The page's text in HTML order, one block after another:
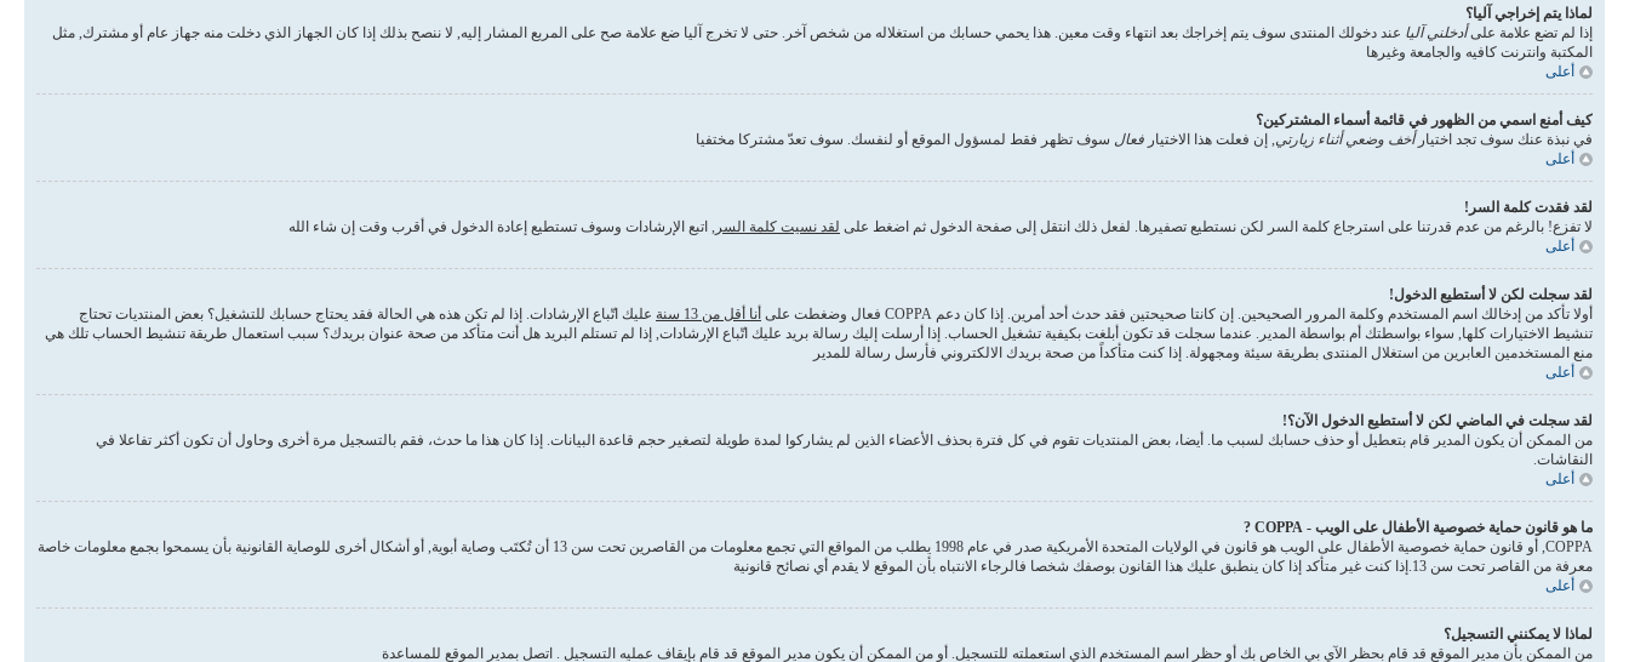
لماذا يتم إخراجي آليا؟
إذا لم تضع علامة علىأدخلني آليا عند دخولك المنتدى سوف يتم إخراجك بعد انتهاء وقت معين. هذا يحمي حسابك من استغلاله من شخص آخر. حتى لا تخرج آليا ضع علامة صح على المربع المشار إليه, لا ننصح بذلك إذا كان الجهاز الذي دخلت منه جهاز عام أو مشترك, مثل
المكتبة وانترنت كافيه والجامعة وغيرها
أعلى
كيف أمنع اسمي من الظهور في قائمة أسماء المشتركين؟
في نبذة عنك سوف تجد اختيارأخف وضعي أثناء زيارتي, إن فعلت هذا الاختيار فعال سوف تظهر فقط لمسؤول الموقع أو لنفسك. سوف تعدّ مشتركا مختفيا
أعلى
لقد فقدت كلمة السر!
لا تفزع! بالرغم من عدم قدرتنا على استرجاع كلمة السر لكن نستطيع تصفيرها. لفعل ذلك انتقل إلى صفحة الدخول ثم اضغط على لقد نسيت كلمة السر , اتبع الإرشادات وسوف تستطيع إعادة الدخول في أقرب وقت إن شاء الله
أعلى
لقد سجلت لكن لا أستطيع الدخول!
أولا تأكد من إدخالك اسم المستخدم وكلمة المرور الصحيحين. إن كانتا صحيحتين فقد حدث أحد أمرين. إذا كان دعم COPPA فعال وضغطت على
أنا أقل من 13 سنة
عليك اتّباع الإرشادات. إذا لم تكن هذه هي الحالة فقد يحتاج حسابك للتشغيل؟ بعض المنتديات تحتاج
تنشيط الاختيارات كلها, سواء بواسطتك أم بواسطة المدير. عندما سجلت قد تكون أبلغت بكيفية تشغيل الحساب. إذا أرسلت إليك رسالة بريد عليك اتّباع الإرشادات, إذا لم تستلم البريد هل أنت متأكد من صحة عنوان بريدك؟ سبب استعمال طريقة تنشيط الحساب تلك هي
منع المستخدمين العابرين من استغلال المنتدى بطريقة سيئة ومجهولة. إذا كنت متأكداً من صحة بريدك الالكتروني فأرسل رسالة للمدير
أعلى
لقد سجلت في الماضي لكن لا أستطيع الدخول الآن؟!
من الممكن أن يكون المدير قام بتعطيل أو حذف حسابك لسبب ما. أيضا، بعض المنتديات تقوم في كل فترة بحذف الأعضاء الذين لم يشاركوا لمدة طويلة لتصغير حجم قاعدة البيانات. إذا كان هذا ما حدث، فقم بالتسجيل مرة أخرى وحاول أن تكون أكثر تفاعلا في
النقاشات.
أعلى
ما هو قانون حماية خصوصية الأطفال على الويب - COPPA ?
COPPA, أو قانون حماية خصوصية الأطفال على الويب هو قانون في الولايات المتحدة الأمريكية صدر في عام 1998 يطلب من المواقع التي تجمع معلومات من القاصرين تحت سن 13 أن تُكتَب وصاية أبوية, أو أشكال أخرى للوصاية القانونية بأن يسمحوا بجمع معلومات خاصة
معرفة من القاصر تحت سن 13.إذا كنت غير متأكد إذا كان ينطبق عليك هذا القانون بوصفك شخصا فالرجاء الانتباه بأن الموقع لا يقدم أي نصائح قانونية
أعلى
لماذا لا يمكنني التسجيل؟
من الممكن بأن مدير الموقع قد قام بحظر الآي بي الخاص بك أو حظر اسم المستخدم الذي استعملته للتسجيل. أو من الممكن أن يكون مدير الموقع قد قام بإيقاف عمليه التسجيل . اتصل بمدير الموقع للمساعدة